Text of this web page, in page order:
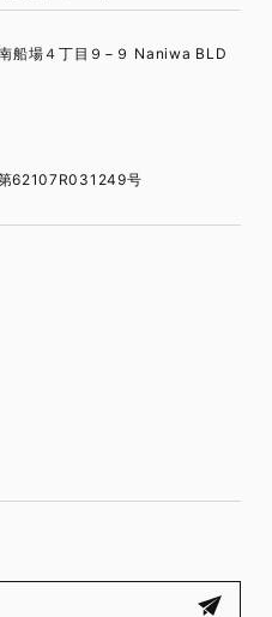
船場４丁目９−９ Naniwa BLD
62107R031249号